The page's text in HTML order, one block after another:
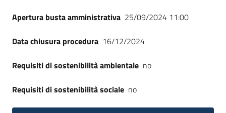
Apertura busta amministrativa 25/09/2024 11:00
Data chiusura procedura 16/12/2024
Requisiti di sostenibilità ambientale no
Requisiti di sostenibilità sociale no